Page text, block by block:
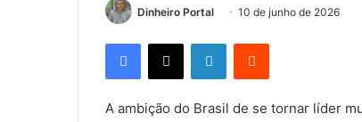
Dinheiro Portal 10 de junho de 2026
Facebook
X LinkedinReddit
A ambição do Brasil de se tornar líder